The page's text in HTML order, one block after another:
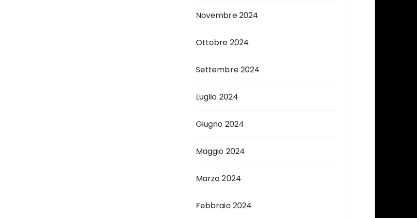
Novembre 2024
Ottobre 2024
Settembre 2024
Luglio 2024
Giugno 2024
Maggio 2024
Marzo 2024
Febbraio 2024